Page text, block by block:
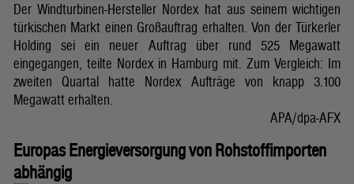
Der Windturbinen-Hersteller Nordex hat aus seinem wichtigen
türkischen Markt einen Großauftrag erhalten. Von der Türkerler
Holding sei ein neuer Auftrag über rund 525 Megawatt
eingegangen, teilte Nordex in Hamburg mit. Zum Vergleich: Im
zweiten Quartal hatte Nordex Aufträge von knapp 3.100
Megawatt erhalten.
APA/dpa-AFX
Europas Energieversorgung von Rohstoffimporten
abhängig